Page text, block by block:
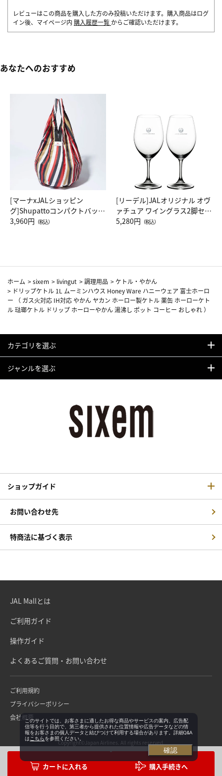
購入手続きへ
レビューはこの商品を購入した方のみ投稿いただけます。購入商品はログ
イン後、マイページ内 購入履歴一覧 からご確認いただけます。
あなたへのおすすめ
[マーナxJALショッピン
グ]Shupattoコンパクトバッグ
Drop JAL客室乗務員（LC）ス
3,960円 （税込）
[リーデル]JALオリジナル オヴ
ァチュア ワイングラス2脚セッ
ト（レッドワイン）
5,280円 （税込）
ホーム >sixem > livingut >調理用品 > ケトル・やかん
> ドリップケトル 1L ムーミンハウス Honey Ware ハニーウェア 富士ホーロ
ー （ ガス火対応 IH対応 やかん ヤカン ホーロー製ケトル 薬缶 ホーローケト
ル 琺瑯ケトル ドリップ ホーローやかん 湯沸し ポット コーヒー おしゃれ ）
カテゴリを選ぶ
ジャンルを選ぶ
ショップガイド
お問い合わせ先
特商法に基づく表示
JAL Mallとは
ご利用ガイド
操作ガイド
よくあるご質問・お問い合わせ
ご利用規約
プライバシーポリシー
会社概要
Copyright©Japan Airlines. All rights reserved.
このサイトでは、お客さまに適したお得な商品やサービスの案内、広告配
信等を行う目的で、第三者から提供された位置情報や広告データなどの情
報をお客さまの個人データと結びつけて利用する場合があります。詳細Q&A
は こちらを参照ください。
確認